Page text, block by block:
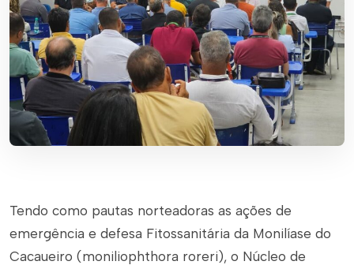
Tendo como pautas norteadoras as ações de
emergência e defesa Fitossanitária da Monilíase do
Cacaueiro (moniliophthora roreri), o Núcleo de